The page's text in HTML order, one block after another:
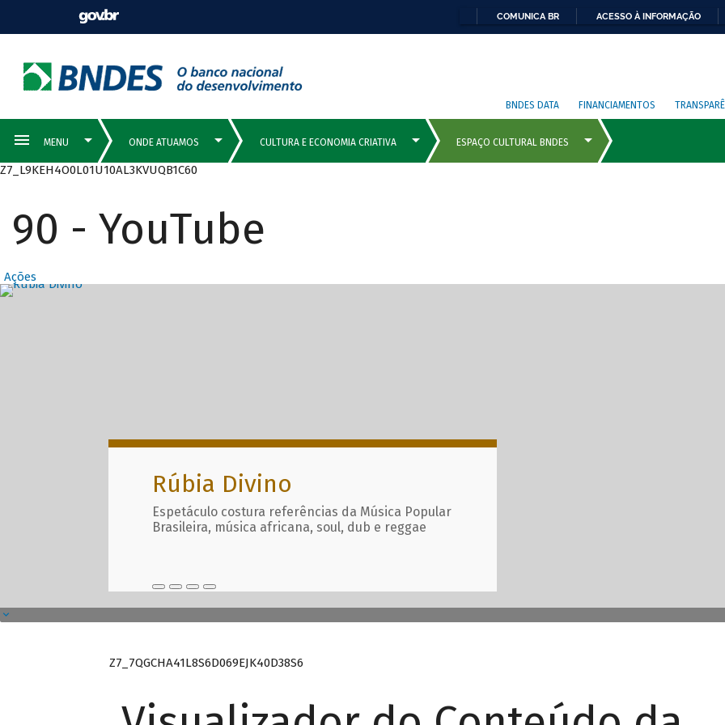
COMUNICA BR ACESSO À INFORMAÇÃO
BNDES DATA FINANCIAMENTOS
Z7_L9KEH4O0L01U10AL3KVUQB1C60
90 - YouTube
Ações
Destaques Principais com
Rúbia Divino
Espetáculo costura referências da Música Popular
Brasileira, música africana, soul, dub e reggae
Z7_7QGCHA41L8S6D069EJK40D38S6